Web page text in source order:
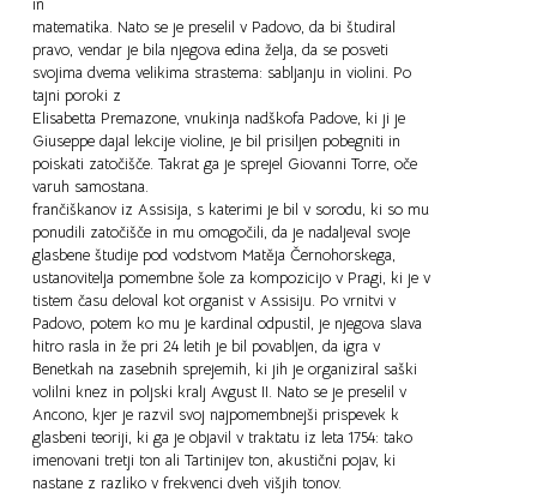
in
matematika. Nato se je preselil v Padovo, da bi študiral
pravo, vendar je bila njegova edina želja, da se posveti
svojima dvema velikima strastema: sabljanju in violini. Po
tajni poroki z
Elisabetta Premazone, vnukinja nadškofa Padove, ki ji je
Giuseppe dajal lekcije violine, je bil prisiljen pobegniti in
poiskati zatočišče. Takrat ga je sprejel Giovanni Torre, oče
varuh samostana.
frančiškanov iz Assisija, s katerimi je bil v sorodu, ki so mu
ponudili zatočišče in mu omogočili, da je nadaljeval svoje
glasbene študije pod vodstvom Matěja Černohorskega,
ustanovitelja pomembne šole za kompozicijo v Pragi, ki je v
tistem času deloval kot organist v Assisiju. Po vrnitvi v
Padovo, potem ko mu je kardinal odpustil, je njegova slava
hitro rasla in že pri 24 letih je bil povabljen, da igra v
Benetkah na zasebnih sprejemih, ki jih je organiziral saški
volilni knez in poljski kralj Avgust II. Nato se je preselil v
Ancono, kjer je razvil svoj najpomembnejši prispevek k
glasbeni teoriji, ki ga je objavil v traktatu iz leta 1754: tako
imenovani tretji ton ali Tartinijev ton, akustični pojav, ki
nastane z razliko v frekvenci dveh višjih tonov.